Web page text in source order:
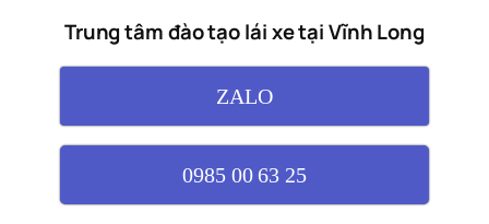
Trung tâm đào tạo lái xe tại Vĩnh Long
ZALO
0985 00 63 25